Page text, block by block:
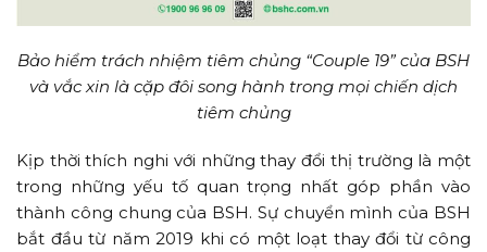
Bảo hiểm trách nhiệm tiêm chủng “Couple 19” của BSH
và vắc xin là cặp đôi song hành trong mọi chiến dịch
tiêm chủng
Kịp thời thích nghi với những thay đổi thị trường là một
trong những yếu tố quan trọng nhất góp phần vào
thành công chung của BSH. Sự chuyển mình của BSH
bắt đầu từ năm 2019 khi có một loạt thay đổi từ công